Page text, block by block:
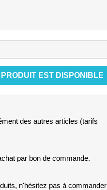
EST DISPONIBLE
des autres articles (tarifs
par bon de commande.
n'hésitez pas à commander